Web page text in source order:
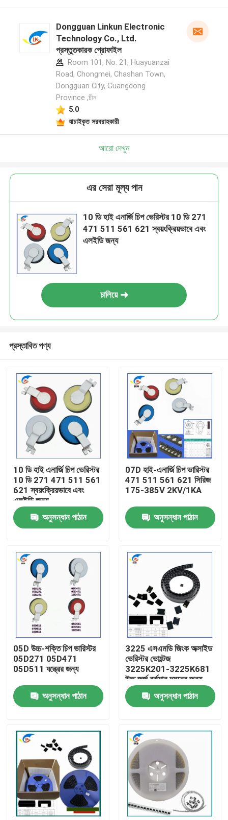
পণ্য
ভিডিও
আমাদের সম্বন্ধে
কারখানা পরিদর্শন
গুণমান নিয়ন্ত্রণ
মামলা
পিটিসি থার্মিস্টর
Dongguan Linkun Electronic
Technology Co., Ltd.
প্রস্তুতকারক প্রোফাইল
Room 101, No. 21, Huayuanzai
Road, Chongmei, Chashan Town,
Dongguan City, Guangdong
Province ,চীন
5.0
যাচাইকৃত সরবরাহকারী
আরো দেখুন
এর সেরা মূল্য পান
10 ডি হাই এনার্জি চিপ ভেরিস্টর 10 ডি 271
471 511 561 621 স্বয়ংক্রিয়ভাবে এবং
এলইডি জন্য
চালিয়ে
প্রস্তাবিত পণ্য
10 ডি হাই এনার্জি চিপ ভেরিস্টর
10 ডি 271 471 511 561
621 স্বয়ংক্রিয়ভাবে এবং
এলইডি জন্য
অনুসন্ধান পাঠান
07D হাই-এনার্জি চিপ ভারিস্টর
471 511 561 621 সিরিজ
175-385V 2KV/1KA
অনুসন্ধান পাঠান
05D উচ্চ-শক্তি চিপ ভারিস্টর
05D271 05D471
05D511 যন্ত্রের জন্য
অনুসন্ধান পাঠান
3225 এসএমডি জিংক অক্সাইড
ভেরিস্টর ভোল্টেজ
3225K201-3225K681
উচ্চ জর্জ বর্তমান দমনের জন্য
অনুসন্ধান পাঠান